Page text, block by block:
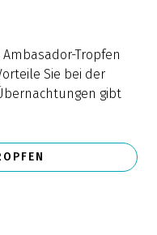
Tropfen
Sie bei der
gibt